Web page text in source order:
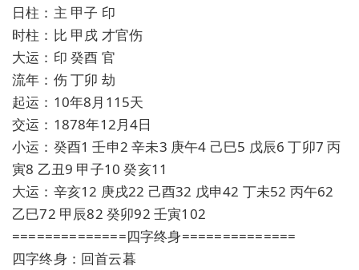
日柱：主 甲子 印
时柱：比 甲戌 才官伤
大运：印 癸酉 官
流年：伤 丁卯 劫
起运：10年8月115天
交运：1878年12月4日
小运：癸酉1 壬申2 辛未3 庚午4 己巳5 戊辰6 丁卯7 丙
寅8 乙丑9 甲子10 癸亥11
大运：辛亥12 庚戌22 己酉32 戊申42 丁未52 丙午62
乙巳72 甲辰82 癸卯92 壬寅102
==============四字终身==============
四字终身：回首云暮